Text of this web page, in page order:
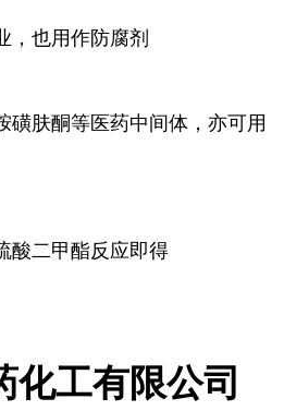
，也用作防腐剂
磺肤酮等医药中间体，亦可用
酸二甲酯反应即得
化工有限公司